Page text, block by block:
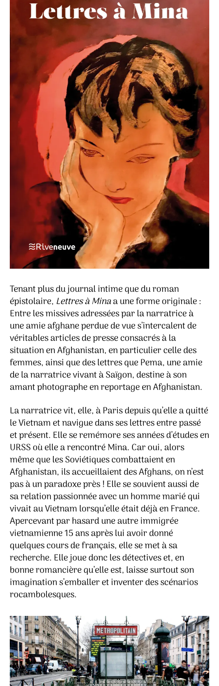
Tenant plus du journal intime que du roman
épistolaire, Lettres à Minaa une forme originale :
Entre les missives adressées par la narratrice à
une amie afghane perdue de vue s’intercalent de
véritables articles de presse consacrés à la
situation en Afghanistan, en particulier celle des
femmes, ainsi que des lettres que Pema, une amie
de la narratrice vivant à Saïgon, destine à son
amant photographe en reportage en Afghanistan.
La narratrice vit, elle, à Paris depuis qu’elle a quitté
le Vietnam et navigue dans ses lettres entre passé
et présent. Elle se remémore ses années d’études en
URSS où elle a rencontré Mina. Car oui, alors
même que les Soviétiques combattaient en
Afghanistan, ils accueillaient des Afghans, on n’est
pas à un paradoxe près ! Elle se souvient aussi de
sa relation passionnée avec un homme marié qui
vivait au Vietnam lorsqu’elle était déjà en France.
Apercevant par hasard une autre immigrée
vietnamienne 15 ans après lui avoir donné
quelques cours de français, elle se met à sa
recherche. Elle joue donc les détectives et, en
bonne romancière qu’elle est, laisse surtout son
imagination s’emballer et inventer des scénarios
rocambolesques.